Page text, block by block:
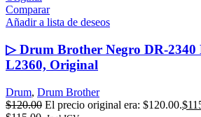
Comparar
Añadir a lista de deseos
▷ Drum Brother Negro DR-2340
L2360, Original
Drum, Drum Brother
$120.00 El precio original era: $120.00.$